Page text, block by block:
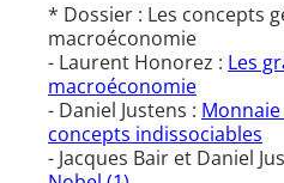
* Dossier : Les concepts
macroéconomie
- Laurent Honorez : Les
macroéconomie
- Daniel Justens :
concepts indissociables
- Jacques Bair et Daniel